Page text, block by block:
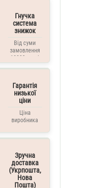
Гнучка
система
знижок
Від суми
замовлення
10000 грн. і
вище
Гарантія
низької
ціни
Ціна
виробника
Зручна
доставка
(Укрпошта,
Нова
Пошта)